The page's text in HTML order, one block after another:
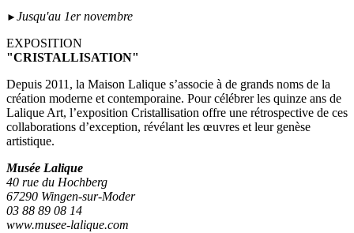
► Jusqu'au 1er novembre
EXPOSITION
"CRISTALLISATION"
Depuis 2011, la Maison Lalique s’associe à de grands noms de la
création moderne et contemporaine. Pour célébrer les quinze ans de
Lalique Art, l’exposition Cristallisation offre une rétrospective de ces
collaborations d’exception, révélant les œuvres et leur genèse
artistique.
Musée Lalique
40 rue du Hochberg
67290 Wingen-sur-Moder
03 88 89 08 14
www.musee-lalique.com